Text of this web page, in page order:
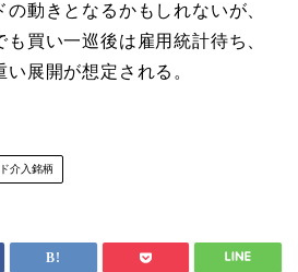
動きとなるかもしれないが、
買い一巡後は雇用統計待ち、
展開が想定される。
介入銘柄